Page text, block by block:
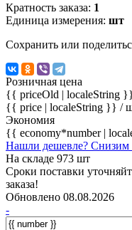
Кратность заказа: 1
Единица измерения: шт
Сохранить или
Розничная цена
{{ priceOld | localeString
{{ price | localeString }} /
Экономия
{{ economy*number |
Нашли дешевле? Снизим
На складе 973 шт
Сроки поставки
заказа!
Обновлено 08.08.2026
-